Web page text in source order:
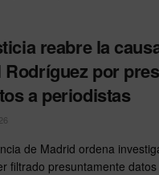
reabre la
Rodríguez por
a periodistas
de Madrid ordena
filtrado presuntamente